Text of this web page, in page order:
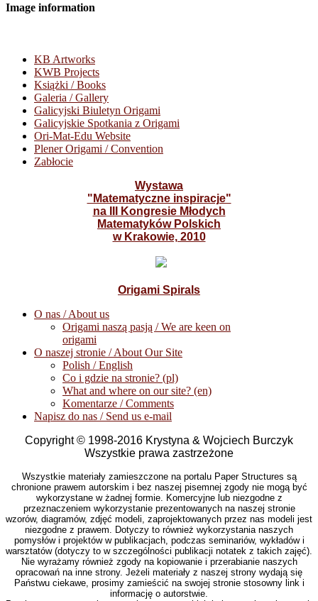
Image information
KB Artworks
KWB Projects
Książki / Books
Galeria / Gallery
Galicyjski Biuletyn Origami
Galicyjskie Spotkania z Origami
Ori-Mat-Edu Website
Plener Origami / Convention
Zabłocie
Wystawa
"Matematyczne inspiracje"
na III Kongresie Młodych
Matematyków Polskich
w Krakowie, 2010
Origami Spirals
O nas / About us
Origami naszą pasją / We are keen on
origami
O naszej stronie / About Our Site
Polish / English
Co i gdzie na stronie? (pl)
What and where on our site? (en)
Komentarze / Comments
Napisz do nas / Send us e-mail
Copyright © 1998-2016 Krystyna & Wojciech Burczyk
Wszystkie prawa zastrzeżone
Wszystkie materiały zamieszczone na portalu Paper Structures są
chronione prawem autorskim i bez naszej pisemnej zgody nie mogą być
wykorzystane w żadnej formie. Komercyjne lub niezgodne z
przeznaczeniem wykorzystanie prezentowanych na naszej stronie
wzorów, diagramów, zdjęć modeli, zaprojektowanych przez nas modeli jest
niezgodne z prawem. Dotyczy to również wykorzystania naszych
pomysłów i projektów w publikacjach, podczas seminariów, wykładów i
warsztatów (dotyczy to w szczególności publikacji notatek z takich zajęć).
Nie wyrażamy również zgody na kopiowanie i przerabianie naszych
opracowań na inne strony. Jeżeli materiały z naszej strony wydają się
Państwu ciekawe, prosimy zamieścić na swojej stronie stosowny link i
informację o autorstwie.